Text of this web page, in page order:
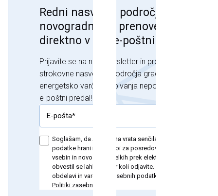
Redni nasveti s področja
novogradnje in prenove doma
direktno v vaš e-poštni predal!
Prijavite se na naš newsletter in prejemajte
strokovne nasvete s področja gradnje, prenove in
energetsko varčnega bivanja neposredno v svoj
e-poštni predal!
Soglašam, da AJM okna vrata senčila d.o.o. osebne
podatke hrani in uporabi za posredovanje strokovnih
vsebin in novosti o izdelkih prek elektronske pošte. Od
obvestil se lahko kadar koli odjavite. Podrobnosti o
obdelavi in varovanju osebnih podatkov se nahajajo v
Politiki zasebnosti.